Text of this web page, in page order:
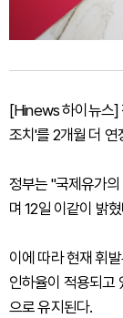
[Hinews 하이뉴스]
조치'를 2개월 더 연
정부는 "국제유가
며 12일 이같이 밝
이에 따라 현재 휘
인하율이 적용되고
으로 유지된다.